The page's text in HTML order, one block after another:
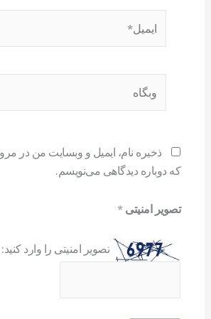
ذخیره نام، ایمیل و وبسایت من در
که دوباره دیدگاهی می‌نویسم.
تصویر امنیتی*
تصویر امنیتی را وارد کنید: